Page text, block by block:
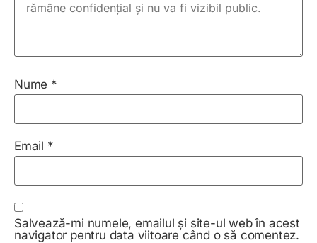
Nume *
Email *
Salvează-mi numele, emailul și site-ul web în acest
navigator pentru data viitoare când o să comentez.